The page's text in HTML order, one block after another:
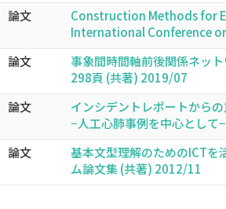
論文
Construction Methods for
International Conference
論文
事象間時間軸前後関係ネッ
298頁 (共著) 2019/07
論文
インシデントレポートから
−人工心肺事例を中心とし
論文
基本文型理解のためのICT
ム論文集 (共著) 2012/11